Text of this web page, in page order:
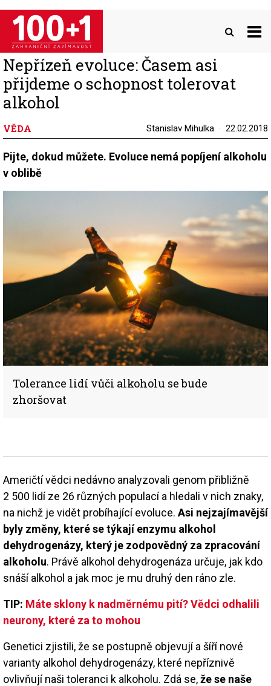
Přejít
hlavnímu
obsahu
Nepřízeň evoluce: Časem asi
přijdeme o schopnost tolerovat
alkohol
VĚDA Stanislav Mihulka 22.02.2018
Pijte, dokud můžete. Evoluce nemá popíjení alkoholu
v oblibě
Tolerance lidí vůči alkoholu se bude
zhoršovat
Američtí vědci nedávno analyzovali genom přibližně
2 500 lidí ze 26 různých populací a hledali v nich znaky,
na nichž je vidět probíhající evoluce. Asi nejzajímavější
byly změny, které se týkají enzymu alkohol
dehydrogenázy, který je zodpovědný za zpracování
alkoholu. Právě alkohol dehydrogenáza určuje, jak kdo
snáší alkohol a jak moc je mu druhý den ráno zle.
TIP: Máte sklony k nadměrnému pití? Vědci odhalili
neurony, které za to mohou
Genetici zjistili, že se postupně objevují a šíří nové
varianty alkohol dehydrogenázy, které nepříznivě
ovlivňují naši toleranci k alkoholu. Zdá se,že se naše